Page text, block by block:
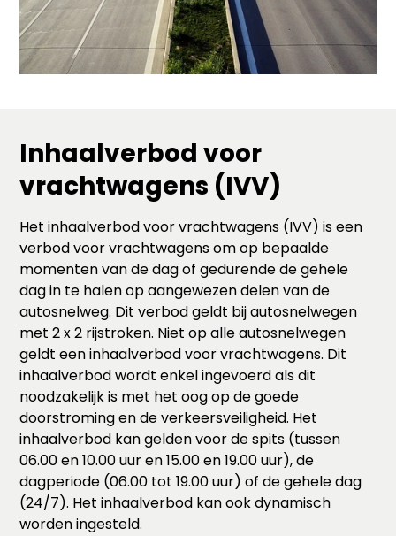
Inhaalverbod voor
vrachtwagens (IVV)
Het inhaalverbod voor vrachtwagens (IVV) is een
verbod voor vrachtwagens om op bepaalde
momenten van de dag of gedurende de gehele
dag in te halen op aangewezen delen van de
autosnelweg. Dit verbod geldt bij autosnelwegen
met 2 x 2 rijstroken. Niet op alle autosnelwegen
geldt een inhaalverbod voor vrachtwagens. Dit
inhaalverbod wordt enkel ingevoerd als dit
noodzakelijk is met het oog op de goede
doorstroming en de verkeersveiligheid. Het
inhaalverbod kan gelden voor de spits (tussen
06.00 en 10.00 uur en 15.00 en 19.00 uur), de
dagperiode (06.00 tot 19.00 uur) of de gehele dag
(24/7). Het inhaalverbod kan ook dynamisch
worden ingesteld.